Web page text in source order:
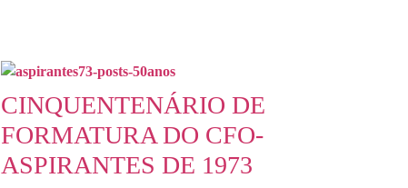
CINQUENTENÁRIO DE
FORMATURA DO CFO-
ASPIRANTES DE 1973